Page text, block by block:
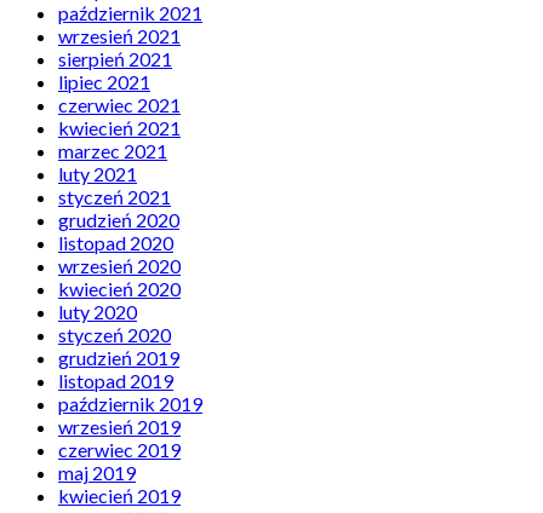
październik 2021
wrzesień 2021
sierpień 2021
lipiec 2021
czerwiec 2021
kwiecień 2021
marzec 2021
luty 2021
styczeń 2021
grudzień 2020
listopad 2020
wrzesień 2020
kwiecień 2020
luty 2020
styczeń 2020
grudzień 2019
listopad 2019
październik 2019
wrzesień 2019
czerwiec 2019
maj 2019
kwiecień 2019